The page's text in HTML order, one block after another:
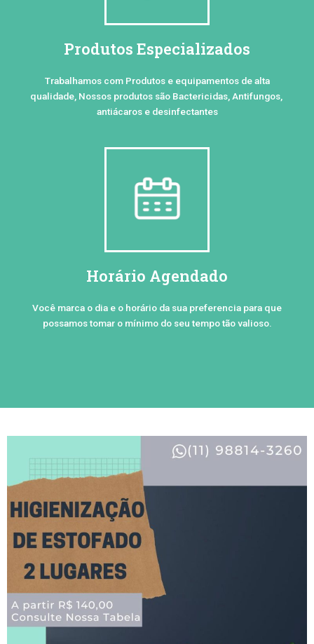
Produtos Especializados
Trabalhamos com Produtos e equipamentos de alta
qualidade, Nossos produtos são Bactericidas, Antifungos,
antiácaros e desinfectantes
Horário Agendado
Você marca o dia e o horário da sua preferencia para que
possamos tomar o mínimo do seu tempo tão valioso.